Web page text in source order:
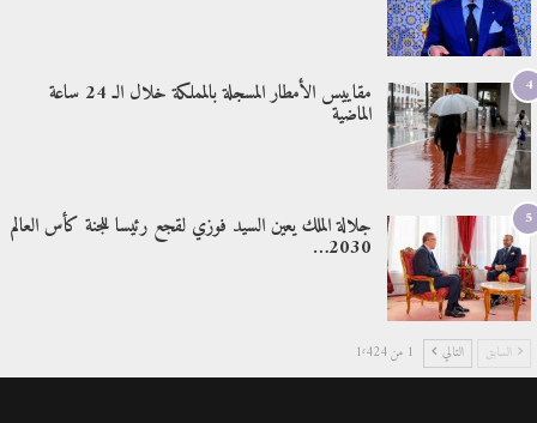
4 مقاييس الأمطار المسجلة بالمملكة خلال الـ 24 ساعة
الماضية
5 جلالة الملك يعين السيد فوزي لقجع رئيسا للجنة كأس العالم
2030…
السابق التالي 1 من 1٬424